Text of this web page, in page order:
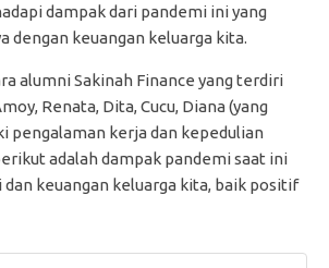
dampak dari pandemi ini yang
dengan keuangan keluarga kita.
alumni Sakinah Finance yang terdiri
Renata, Dita, Cucu, Diana (yang
pengalaman kerja dan kepedulian
adalah dampak pandemi saat ini
keuangan keluarga kita, baik positif